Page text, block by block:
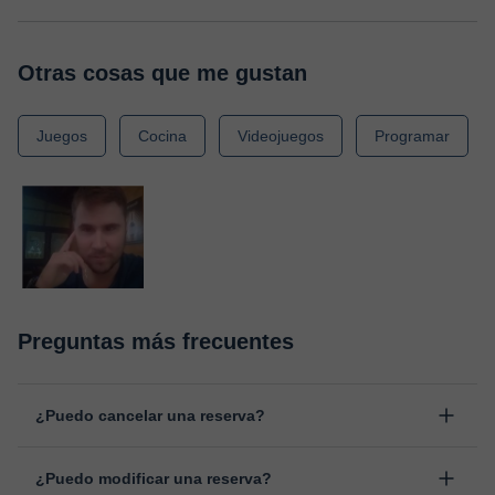
Otras cosas que me gustan
Juegos Cocina Videojuegos Programar
Preguntas más frecuentes
¿Puedo cancelar una reserva?
antes de la clase, indicando el motivo de cancelación.
¿Puedo modificar una reserva?